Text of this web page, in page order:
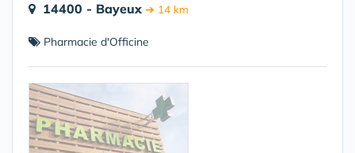
14400 - Bayeux ➔ 14 km
Pharmacie d'Officine